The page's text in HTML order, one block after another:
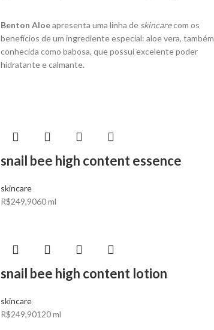
Benton Aloeapresenta uma linha de skincarecom os
benefícios de um ingrediente especial: aloe vera, também
conhecida como babosa, que possui excelente poder
hidratante e calmante.
snail bee high content essence
skincare
R$249,9060 ml
snail bee high content lotion
skincare
R$249,90120 ml